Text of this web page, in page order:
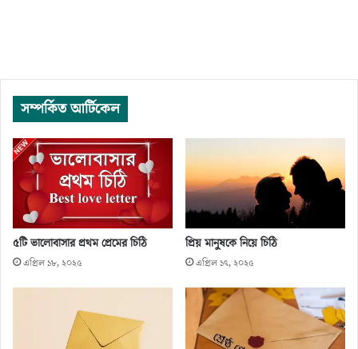
সম্পর্কিত আর্টিকেল
৫টি ভালোবাসার প্রথম প্রেমের চিঠি
এপ্রিল ১৮, ২০২৫
প্রিয় মানুষকে নিয়ে চিঠি
এপ্রিল ১৭, ২০২৫